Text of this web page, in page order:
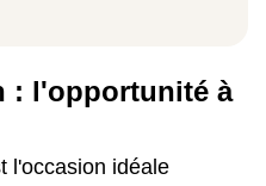
: l'opportunité à
l'occasion idéale